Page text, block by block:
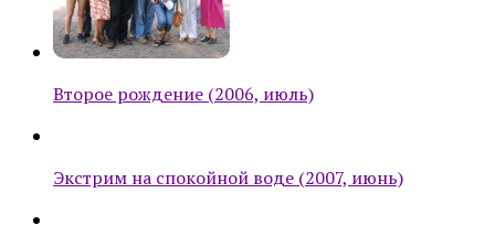
Второе рождение (2006, июль)
Экстрим на спокойной воде (2007, июнь)